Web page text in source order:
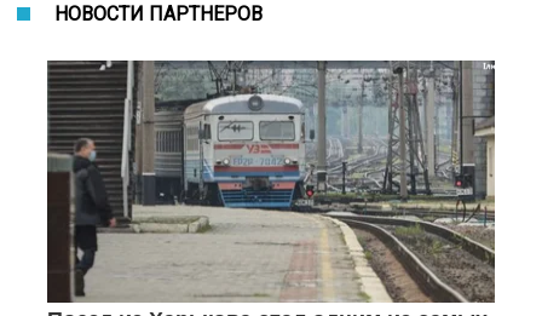
НОВОСТИ ПАРТНЕРОВ